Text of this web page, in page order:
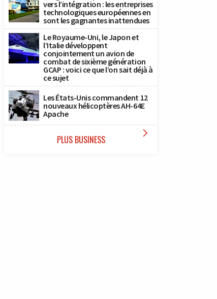
vers l’intégration : les entreprises
technologiques européennes en
sont les gagnantes inattendues
Le Royaume-Uni, le Japon et
l’Italie développent
conjointement un avion de
combat de sixième génération
GCAP : voici ce que l’on sait déjà à
ce sujet
Les États-Unis commandent 12
nouveaux hélicoptères AH-64E
Apache
PLUS BUSINESS 